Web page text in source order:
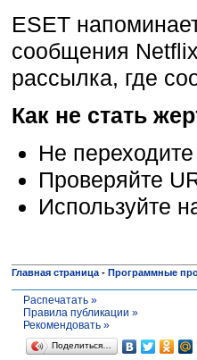
ESET
сообщения
рассылка, где
Как не стать
Не
Проверяйте
Используйте
Главная страница - Программные
Распечатать »
Правила публикации »
Рекомендовать »
Поделиться…